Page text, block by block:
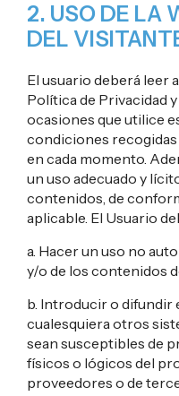
2. USO DE LA
DEL
El usuario deberá leer
Política de Privacidad
ocasiones que utilice
condiciones
en cada momento.
un uso adecuado y
contenidos, de
aplicable. El Usuario
a. Hacer un uso no
y/o de los contenidos
b. Introducir o difundir
cualesquiera otros
sean susceptibles de
físicos o lógicos del
proveedores o de